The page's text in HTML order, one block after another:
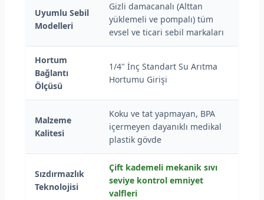
Uyumlu Sebil
Modelleri
Gizli damacanalı (Alttan
yüklemeli ve pompalı) tüm
evsel ve ticari sebil markaları
Hortum
Bağlantı
Ölçüsü
1/4" İnç Standart Su Arıtma
Hortumu Girişi
Malzeme
Kalitesi
Koku ve tat yapmayan, BPA
içermeyen dayanıklı medikal
plastik gövde
Sızdırmazlık
Teknolojisi
Çift kademeli mekanik sıvı
seviye kontrol emniyet
valfleri